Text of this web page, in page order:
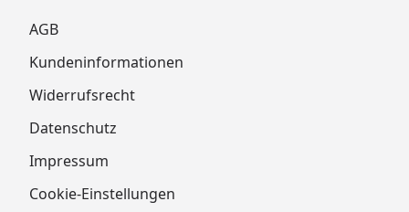
AGB
Kundeninformationen
Widerrufsrecht
Datenschutz
Impressum
Cookie-Einstellungen